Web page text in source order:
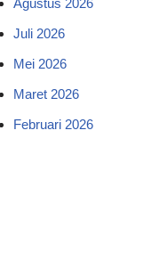
Agustus 2026
Juli 2026
Mei 2026
Maret 2026
Februari 2026